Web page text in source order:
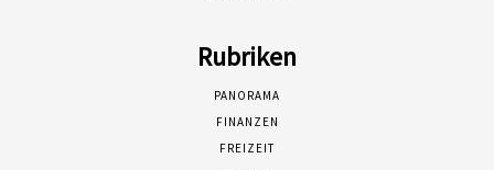
Rubriken
PANORAMA
FINANZEN
FREIZEIT